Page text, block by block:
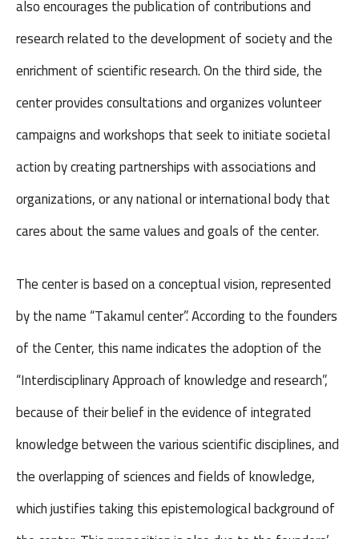
also encourages the publication of contributions and
research related to the development of society and the
enrichment of scientific research. On the third side, the
center provides consultations and organizes volunteer
campaigns and workshops that seek to initiate societal
action by creating partnerships with associations and
organizations, or any national or international body that
cares about the same values and goals of the center.
The center is based on a conceptual vision, represented
by the name “Takamul center”. According to the founders
of the Center, this name indicates the adoption of the
“Interdisciplinary Approach of knowledge and research”,
because of their belief in the evidence of integrated
knowledge between the various scientific disciplines, and
the overlapping of sciences and fields of knowledge,
which justifies taking this epistemological background of